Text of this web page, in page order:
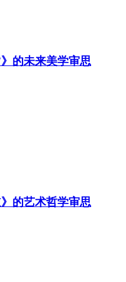
的未来美学审思
的艺术哲学审思